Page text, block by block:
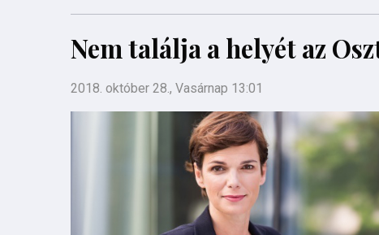
Nem találja a helyét az
2018. október 28., Vasárnap 13:01